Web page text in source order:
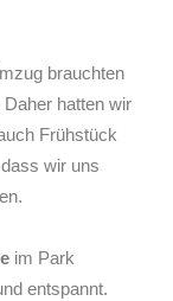
brauchten
hatten wir
Frühstück
wir uns
im Park
entspannt.